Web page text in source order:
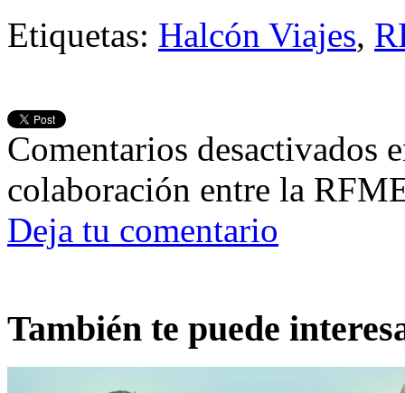
Etiquetas: Halcón Viajes,
Comentarios desactivados
colaboración entre la
Deja tu comentario
También te puede